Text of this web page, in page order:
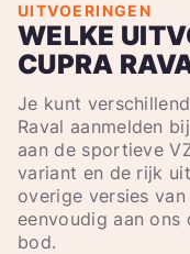
UITVOERINGEN
WELKE
CUPRA
Je kunt
Raval aanmelden
aan de sportieve
variant en de rijk
overige versies
eenvoudig aan
bod.